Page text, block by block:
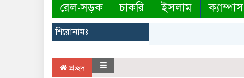
রেল-সড়ক
চাকরি ইসলাম ক্যাম্পাস
শিরোনামঃ
প্রচ্ছদ